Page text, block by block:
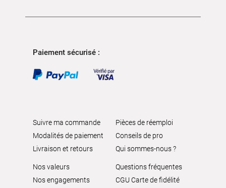
Paiement sécurisé :
Suivre ma commande
Modalités de paiement
Livraison et retours
Pièces de réemploi
Conseils de pro
Qui sommes-nous ?
Nos valeurs
Nos engagements
Questions fréquentes
CGU Carte de fidélité